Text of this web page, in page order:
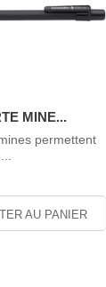
MINE...
permettent
AU PANIER